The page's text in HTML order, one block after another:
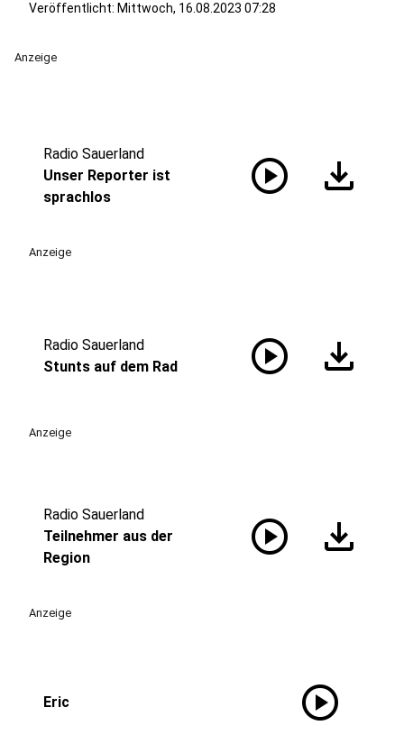
Veröffentlicht: Mittwoch, 16.08.2023 07:28
Anzeige
Radio Sauerland
Unser Reporter ist
sprachlos
play_circle download
Anzeige
Radio Sauerland
Stunts auf dem Rad
play_circle download
Anzeige
Radio Sauerland
Teilnehmer aus der
Region
play_circle download
Anzeige
Eric play_circle